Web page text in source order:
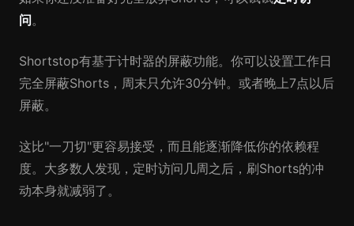
问。
Shortstop有基于计时器的屏蔽功能。你可以设置工作日
完全屏蔽Shorts，周末只允许30分钟。或者晚上7点以后
屏蔽。
这比"一刀切"更容易接受，而且能逐渐降低你的依赖程
度。大多数人发现，定时访问几周之后，刷Shorts的冲
动本身就减弱了。